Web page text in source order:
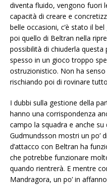
diventa fluido, vengono fuori
capacità di creare e
belle occasioni, c’è stato il
poi quello di Beltran nella
possibilità di chiuderla
spesso in un gioco troppo
ostruzionistico. Non ha
rischiando poi di rovinare
I dubbi sulla gestione della
hanno una corrispondenza
campo la squadra e anche
Gudmundsson mostri un po’
d’attacco con Beltran ha
che potrebbe funzionare
quando rientrerà. E mentre
Mandragora, un po’ in